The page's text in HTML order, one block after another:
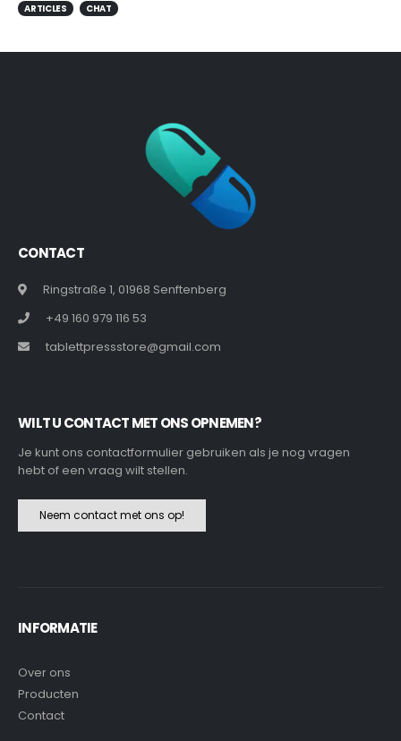
ARTICLES CHAT
CONTACT
Ringstraße 1, 01968 Senftenberg
+49 160 979 116 53
tablettpressstore@gmail.com
WILT U CONTACT MET ONS OPNEMEN?
Je kunt ons contactformulier gebruiken als je nog vragen
hebt of een vraag wilt stellen.
Neem contact met ons op!
INFORMATIE
Over ons
Producten
Contact